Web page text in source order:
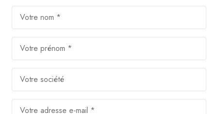
Votre nom *
Votre prénom *
Votre société
Votre adresse e-mail *